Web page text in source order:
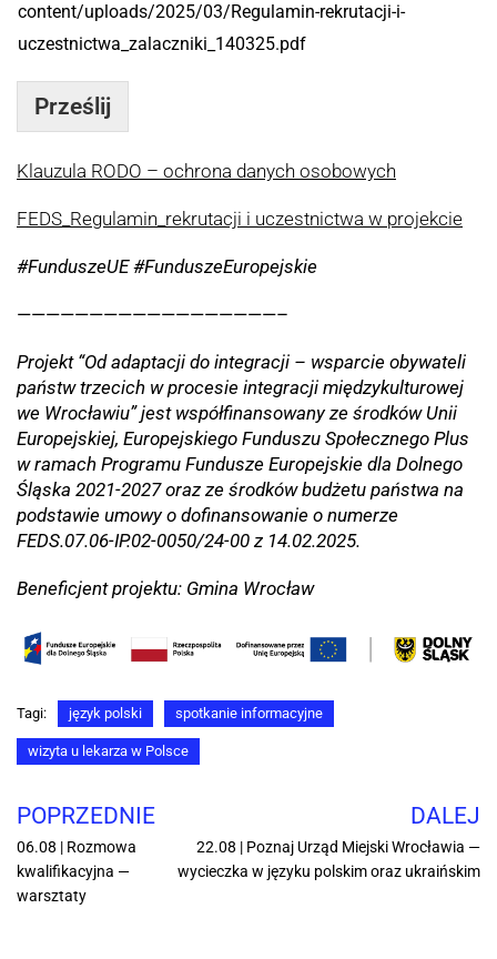
content/uploads/2025/03/Regulamin-rekrutacji-i-
uczestnictwa_zalaczniki_140325.pdf
Prześlij
Klauzula RODO – ochrona danych osobowych
FEDS_Regulamin_rekrutacji i uczestnictwa w projekcie
#FunduszeUE #FunduszeEuropejskie
——————————————————–
Projekt “Od adaptacji do integracji – wsparcie obywateli
państw trzecich w procesie integracji międzykulturowej
we Wrocławiu” jest współfinansowany ze środków Unii
Europejskiej, Europejskiego Funduszu Społecznego Plus
w ramach Programu Fundusze Europejskie dla Dolnego
Śląska 2021-2027 oraz ze środków budżetu państwa na
podstawie umowy o dofinansowanie o numerze
FEDS.07.06-IP.02-0050/24-00 z 14.02.2025.
Beneficjent projektu: Gmina Wrocław
Tagi: język polski spotkanie informacyjne
wizyta u lekarza w Polsce
POPRZEDNIE
06.08 | Rozmowa
kwalifikacyjna —
warsztaty
DALEJ
22.08 | Poznaj Urząd Miejski Wrocławia —
wycieczka w języku polskim oraz ukraińskim